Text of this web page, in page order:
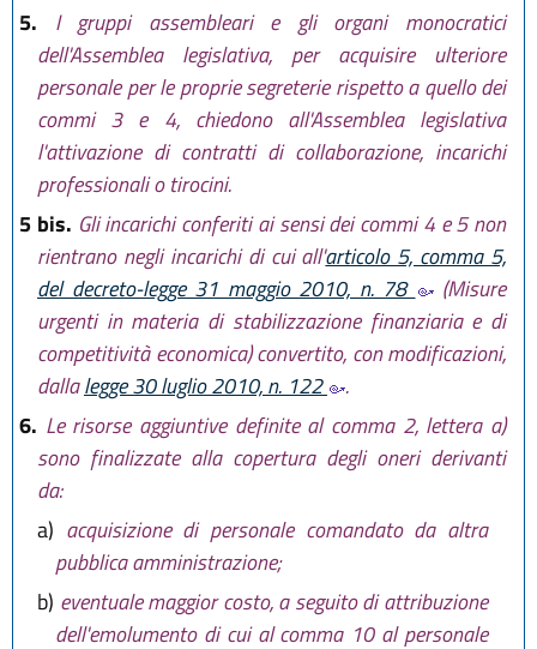
5.
I gruppi assembleari e gli organi monocratici
dell'Assemblea legislativa, per acquisire ulteriore
personale per le proprie segreterie rispetto a quello dei
commi 3 e 4, chiedono all'Assemblea legislativa
l'attivazione di contratti di collaborazione, incarichi
professionali o tirocini.
5 bis. Gli incarichi conferiti ai sensi dei commi 4 e 5 non
rientrano negli incarichi di cui all'articolo 5, comma 5,
del decreto-legge 31 maggio 2010, n. 78
(Misure
urgenti in materia di stabilizzazione finanziaria e di
competitività economica) convertito, con modificazioni,
dallalegge 30 luglio 2010, n. 122
.
6. Le risorse aggiuntive definite al comma 2, lettera a)
sono finalizzate alla copertura degli oneri derivanti
da:
a) acquisizione di personale comandato da altra
pubblica amministrazione;
b) eventuale maggior costo, a seguito di attribuzione
dell'emolumento di cui al comma 10 al personale